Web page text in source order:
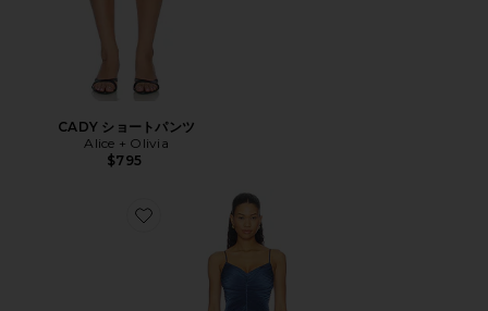
CADY ショートパンツ
Alice + Olivia
$795